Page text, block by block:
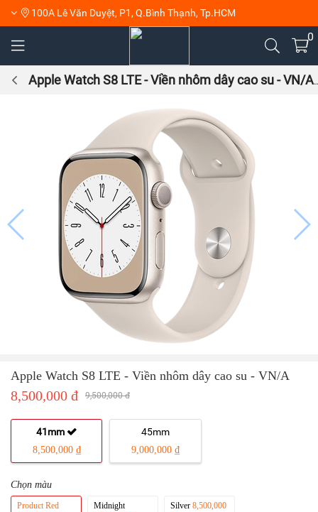
100A Lê Văn Duyệt, P1, Q.Bình Thạnh, Tp.HCM
0
Apple Watch S8 LTE - Viền nhôm dây cao su - VN/A
Apple Watch S8 LTE - Viền nhôm dây cao su - VN/A
8,500,000 đ 9,500,000 đ
41mm
8,500,000 ₫
45mm
9,000,000 ₫
Chọn màu
Product Red
Midnight
Silver 8,500,000